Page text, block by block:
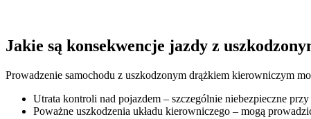
Jakie są konsekwencje jazdy z
Prowadzenie samochodu z uszkodzonym drążkiem kierowniczym
Utrata kontroli nad pojazdem – szczególnie niebezpieczne
Poważne uszkodzenia układu kierowniczego – mogą